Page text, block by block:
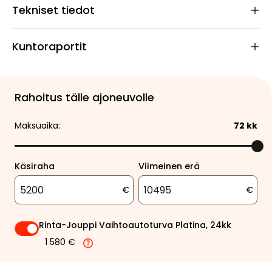
Tekniset tiedot
Kuntoraportit
Rahoitus tälle ajoneuvolle
Maksuaika: 72 kk
Käsiraha
€
Viimeinen erä
€
Rinta-Jouppi Vaihtoautoturva Platina, 24kk
1 580 €